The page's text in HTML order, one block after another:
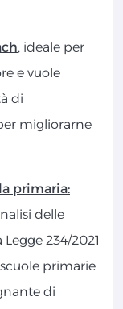
, ideale per
e vuole
di
migliorarne
primaria:
delle
234/2021
primarie
di